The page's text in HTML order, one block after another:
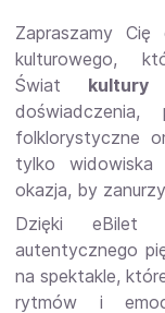
Zapraszamy
kulturowego,
Świat kultury
folklorystyczne
tylko
okazja, by
Dzięki eBilet
autentycznego
na spektakle,
rytmów i